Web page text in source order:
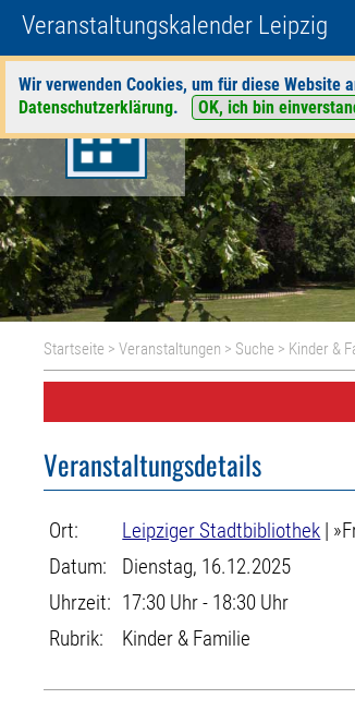
Veranstaltungskalender Leipzig
Wir verwenden Cookies, um für diese
Datenschutzerklärung. OK, ich bin
Startseite >Veranstaltungen > Suche > Kinder &
Veranstaltungsdetails
Ort: Leipziger Stadtbibliothek |
Datum:
Dienstag, 16.12.2025
Uhrzeit: 17:30 Uhr - 18:30 Uhr
Rubrik:
Kinder & Familie